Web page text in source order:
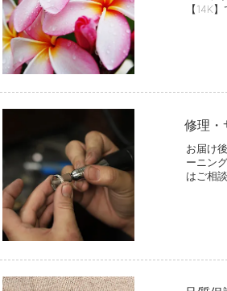
【14K
修理・
お届け
ーニン
はご相